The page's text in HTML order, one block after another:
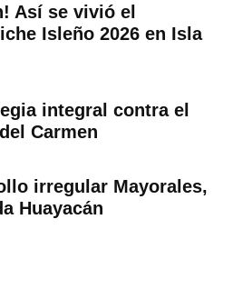
Así se vivió el
Isleño 2026 en Isla
integral contra el
Carmen
irregular Mayorales,
Huayacán